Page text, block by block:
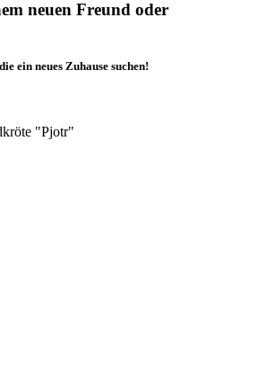
neuen Freund oder
ein neues Zuhause suchen!